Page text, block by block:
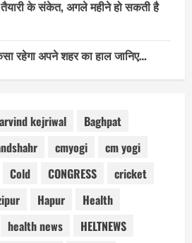
तैयारी के संकेत, अगले महीने हो सकती है
रहेगा अपने शहर का हाल जानिए…
arvind kejriwal
Baghpat
cmyogi
cm yogi
Cold CONGRESS
cricket
Hapur
Health
health news
HELTNEWS